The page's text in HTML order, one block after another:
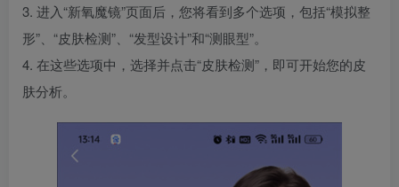
3. 进入“新氧魔镜”页面后，您将看到多个选项，包括“模拟整
形”、“皮肤检测”、“发型设计”和“测眼型”。
4. 在这些选项中，选择并点击“皮肤检测”，即可开始您的皮
肤分析。